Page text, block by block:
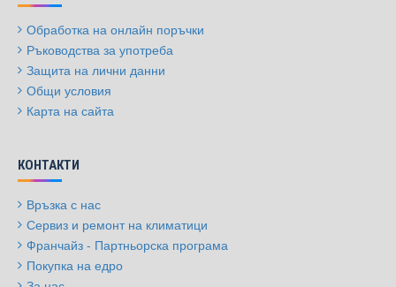
Обработка на онлайн поръчки
Ръководства за употреба
Защита на лични данни
Общи условия
Карта на сайта
КОНТАКТИ
Връзка с нас
Сервиз и ремонт на климатици
Франчайз - Партньорска програма
Покупка на едро